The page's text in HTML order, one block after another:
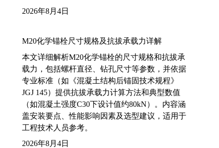
2026年8月4日
M20化学锚栓尺寸规格及抗拔承载力详解
本文详细解析M20化学锚栓的尺寸规格和抗拔承
载力，包括螺杆直径、钻孔尺寸等参数，并依据
专业标准（如《混凝土结构后锚固技术规程》
JGJ 145）提供抗拔承载力计算方法和典型数值
（如混凝土强度C30下设计值约80kN）。内容涵
盖安装要点、性能影响因素及选型建议，适用于
工程技术人员参考。
2026年8月4日